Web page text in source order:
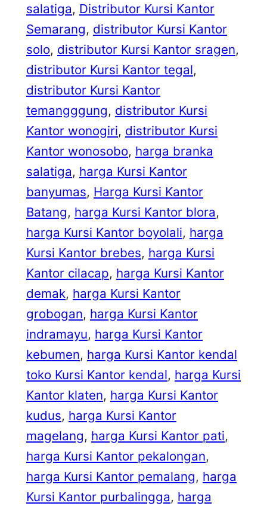
salatiga, Distributor Kursi Kantor
Semarang, distributor Kursi Kantor
solo, distributor Kursi Kantor sragen
distributor Kursi Kantor tegal
distributor Kursi Kantor
temangggung, distributor Kursi
Kantor wonogiri, distributor Kursi
Kantor wonosobo, harga branka
salatiga, harga Kursi Kantor
banyumas, Harga Kursi Kantor
Batang, harga Kursi Kantor blora
harga Kursi Kantor boyolali, harga
Kursi Kantor brebes, harga Kursi
Kantor cilacap, harga Kursi Kantor
demak, harga Kursi Kantor
grobogan, harga Kursi Kantor
indramayu, harga Kursi Kantor
kebumen, harga Kursi Kantor kendal
toko Kursi Kantor kendal, harga Kursi
Kantor klaten, harga Kursi Kantor
kudus, harga Kursi Kantor
magelang, harga Kursi Kantor pati
harga Kursi Kantor pekalongan
harga Kursi Kantor pemalang, harga
Kursi Kantor purbalingga, harga